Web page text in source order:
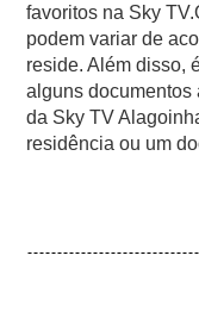
favoritos na Sky
podem variar de
reside. Além disso,
alguns documentos
da Sky TV
residência ou um